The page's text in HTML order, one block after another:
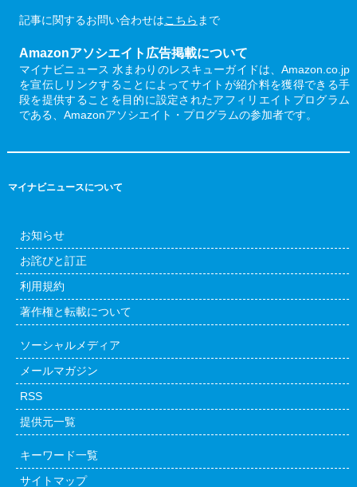
記事に関するお問い合わせはこちら まで
Amazonアソシエイト広告掲載について
マイナビニュース 水まわりのレスキューガイドは、Amazon.co.jp
を宣伝しリンクすることによってサイトが紹介料を獲得できる手
段を提供することを目的に設定されたアフィリエイトプログラム
である、Amazonアソシエイト・プログラムの参加者です。
マイナビニュースについて
お知らせ
お詫びと訂正
利用規約
著作権と転載について
ソーシャルメディア
メールマガジン
RSS
提供元一覧
キーワード一覧
サイトマップ